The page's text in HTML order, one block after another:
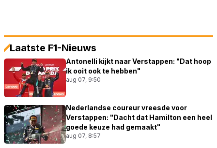
Laatste F1-Nieuws
Antonelli kijkt naar Verstappen: "Dat hoop
ik ooit ook te hebben"
aug 07, 9:50
Nederlandse coureur vreesde voor
Verstappen: "Dacht dat Hamilton een heel
goede keuze had gemaakt"
aug 07, 8:57